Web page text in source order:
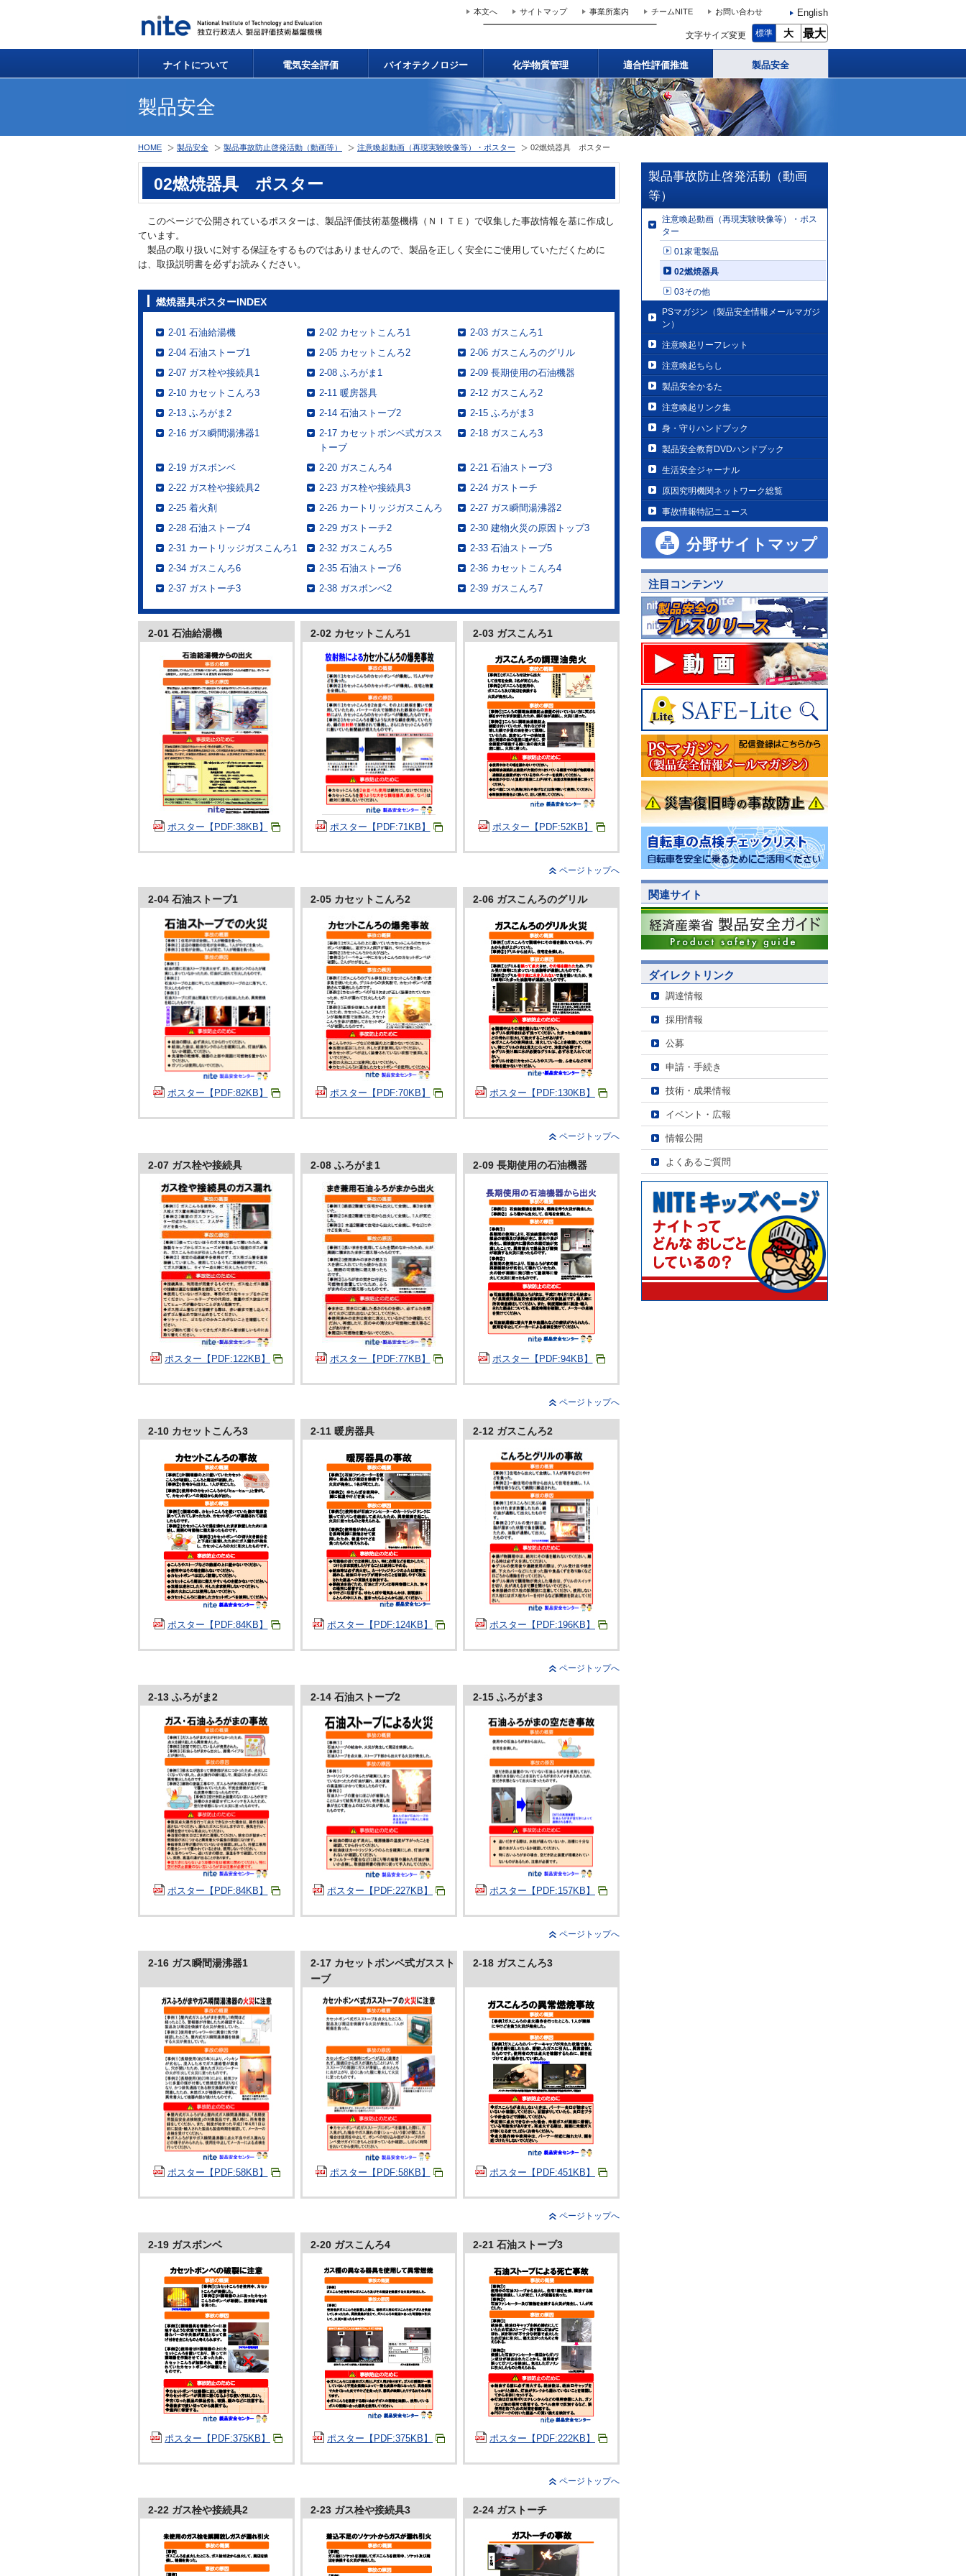
本文へ サイトマップ 事業所案内 チームNITE お問い合わせ English
文字サイズ変更 標準 大 最大
ナイトについて 電気安全評価 バイオテクノロジー 化学物質管理 適合性評価推進 製品安全
製品安全
HOME 製品安全 製品事故防止啓発活動（動画等） 注意喚起動画（再現実験映像等）・ポスター 02燃焼器具 ポスター
02燃焼器具 ポスター
このページで公開されているポスターは、製品評価技術基盤機構（ＮＩＴＥ）で収集した事故情報を基に作成し
ています。
製品の取り扱いに対する保証をするものではありませんので、製品を正しく安全にご使用していただくために
は、取扱説明書を必ずお読みください。
燃焼器具ポスターINDEX
2-01 石油給湯機 2-02 カセットこんろ1
2-03 ガスこんろ1
2-04 石油ストーブ1
2-05 カセットこんろ2
2-06 ガスこんろのグリル
2-07 ガス栓や接続具1
2-08 ふろがま1
2-09 長期使用の石油機器
2-10 カセットこんろ3
2-11 暖房器具
2-12 ガスこんろ2
2-13 ふろがま2
2-14 石油ストーブ2
2-15 ふろがま3
2-16 ガス瞬間湯沸器1
2-17 カセットボンベ式ガスス
トーブ
2-18 ガスこんろ3
2-19 ガスボンベ 2-20 ガスこんろ4
2-21 石油ストーブ3
2-22 ガス栓や接続具2
2-23 ガス栓や接続具3
2-24 ガストーチ
2-25 着火剤
2-26 カートリッジガスこんろ
2-27 ガス瞬間湯沸器2
2-28 石油ストーブ4
2-29 ガストーチ2
2-30 建物火災の原因トップ3
2-31 カートリッジガスこんろ1
2-32 ガスこんろ5
2-33 石油ストーブ5
2-34 ガスこんろ6
2-35 石油ストーブ6
2-36 カセットこんろ4
2-37 ガストーチ3
2-38 ガスボンベ2 2-39 ガスこんろ7
2-01 石油給湯機
ポスター【PDF:38KB】
2-02 カセットこんろ1
ポスター【PDF:71KB】
2-03 ガスこんろ1
ポスター【PDF:52KB】
ページトップへ
2-04 石油ストーブ1
ポスター【PDF:82KB】
2-05 カセットこんろ2
ポスター【PDF:70KB】
2-06 ガスこんろのグリル
ポスター【PDF:130KB】
ページトップへ
2-07 ガス栓や接続具
ポスター【PDF:122KB】
2-08 ふろがま1
ポスター【PDF:77KB】
2-09 長期使用の石油機器
ポスター【PDF:94KB】
ページトップへ
2-10 カセットこんろ3
ポスター【PDF:84KB】
2-11 暖房器具
ポスター【PDF:124KB】
2-12 ガスこんろ2
ポスター【PDF:196KB】
ページトップへ
2-13 ふろがま2
ポスター【PDF:84KB】
2-14 石油ストーブ2
ポスター【PDF:227KB】
2-15 ふろがま3
ポスター【PDF:157KB】
ページトップへ
2-16 ガス瞬間湯沸器1
ポスター【PDF:58KB】
2-17 カセットボンベ式ガススト
ーブ
ポスター【PDF:58KB】
2-18 ガスこんろ3
ポスター【PDF:451KB】
ページトップへ
2-19 ガスボンベ
ポスター【PDF:375KB】
2-20 ガスこんろ4
ポスター【PDF:375KB】
2-21 石油ストーブ3
ポスター【PDF:222KB】
ページトップへ
2-22 ガス栓や接続具2 2-23 ガス栓や接続具3 2-24 ガストーチ
製品事故防止啓発活動（動画
等）
注意喚起動画（再現実験映像等）・ポス
ター
01家電製品
02燃焼器具
03その他
PSマガジン（製品安全情報メールマガジ
ン）
注意喚起リーフレット
注意喚起ちらし
製品安全かるた
注意喚起リンク集
身・守りハンドブック
製品安全教育DVDハンドブック
生活安全ジャーナル
原因究明機関ネットワーク総覧
事故情報特記ニュース
分野サイトマップ
注目コンテンツ
関連サイト
ダイレクトリンク
調達情報
採用情報
公募
申請・手続き
技術・成果情報
イベント・広報
情報公開
よくあるご質問